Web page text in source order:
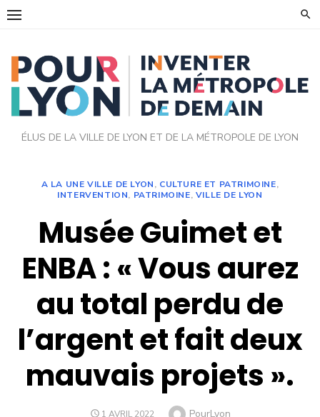
Skip
ÉLUS DE LA VILLE DE LYON ET DE LA MÉTROPOLE DE LYON
A LA UNE VILLE DE LYON, CULTURE ET PATRIMOINE,
INTERVENTION, PATRIMOINE, VILLE DE LYON
Musée Guimet et
ENBA : « Vous aurez
au total perdu de
l’argent et fait deux
mauvais projets ».
POSTED
1 AVRIL 2022 Author
PourLyon